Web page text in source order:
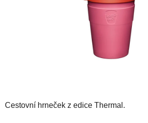
Cestovní hrneček z edice Thermal.